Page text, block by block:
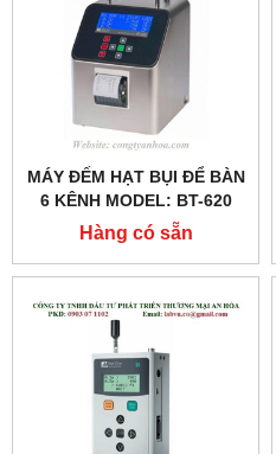
MÁY ĐẾM HẠT BỤI ĐỂ BÀN
6 KÊNH MODEL: BT-620
Hàng có sẵn